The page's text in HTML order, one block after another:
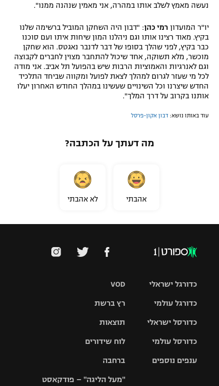
לוח דרושים – ג'ובנט
תגיות
המגזין
נעשה מאמץ לשלב אותו במהרה, אני מאמין שנהנה ממנו".
יו"ר המועדון רמי כהן: "דבון היה השחקן המוביל ברשימה שלנו
בקיץ. מאוד רצינו אותו וגם ניהלנו המון שיחות איתו ועם סוכנו
כבר בקיץ, לפני שהלך בסופו של דבר לדנבר נאגטס. הוא שחקן
מוכשר, מלא תשוקה, אחד שיכול להתחבר מצוין לחברים לקבוצה
וגם לאנרגיות והאמוציות הרבות שיש בהפועל תל אביב. אני מודה
לכל מי שעזר לגרום למהלך לצאת לפועל ומקווה שביחד התלכיד
החדש שיצרנו וכל השינויים שעשינו במהלך החודש האחרון יעלו
אותנו בקרוב על דרך המלך".
עוד באותו נושא: דבון אקון-פרסל
מה דעתך על הכתבה?
אהבתי לא אהבתי
VOD
רץ ברשת
תוצאות
לוח שידורים
ברחבה
"מעל הליגה" – פודקאסט
כדורגל ישראלי
גביע הטוטו
כדורגל עולמי
האלופות
ליגה
כדורסל ישראלי
סל
כדורסל עולמי
ענפים נוספים